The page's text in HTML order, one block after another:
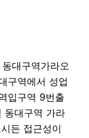
대구역가라오
구역에서 성업
입구역 9번출
동대구역 가라
든 접근성이